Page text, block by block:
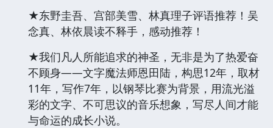
★东野圭吾、宫部美雪、林真理子评语推荐！吴
念真、林依晨读不释手，感动推荐！
★我们凡人所能追求的神圣，无非是为了热爱奋
不顾身——文字魔法师恩田陆，构思12年，取材
11年，写作7年，以钢琴比赛为背景，用流光溢
彩的文字、不可思议的音乐想象，写尽人间才能
与命运的成长小说。